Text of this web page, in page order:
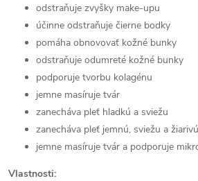
odstraňuje zvyšky make-upu
účinne odstraňuje čierne bodky
pomáha obnovovať kožné bunky
odstraňuje odumreté kožné bunky
podporuje tvorbu kolagénu
jemne masíruje tvár
zanecháva pleť hladkú a sviežu
zanecháva pleť jemnú, sviežu a žiarivú
jemne masíruje tvár a podporuje
Vlastnosti: